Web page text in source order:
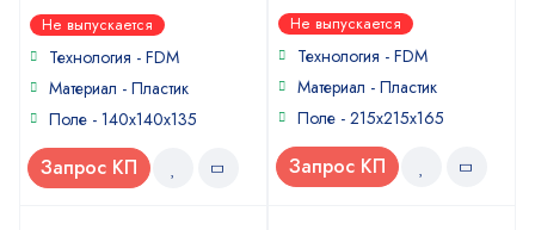
4out of
5Не выпускается
Технология - FDM
Материал - Пластик
Поле - 140x140x135
Запрос КП
0
out
of
Не выпускается
Технология - FDM
Материал - Пластик
Поле - 215x215x165
Запрос КП